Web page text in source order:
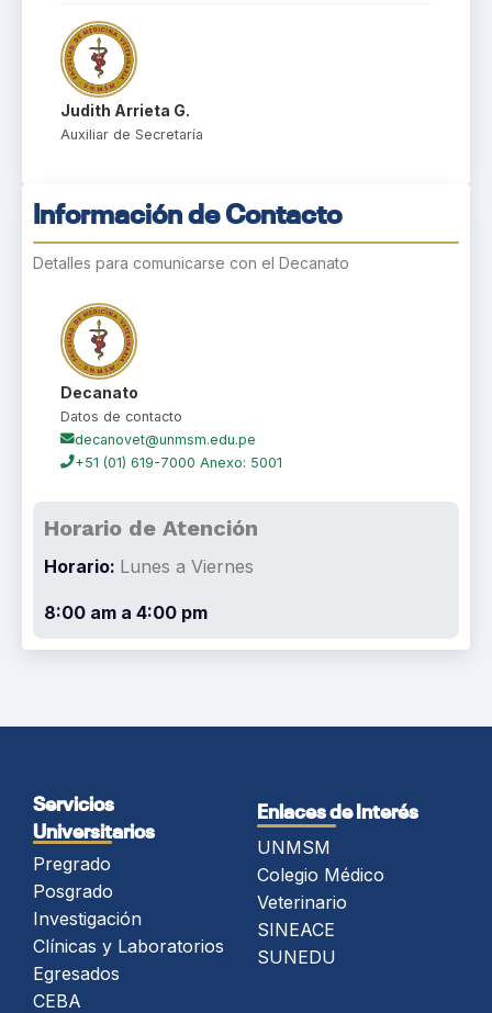
Judith Arrieta G.
Auxiliar de Secretaría
Información de Contacto
Detalles para comunicarse con el Decanato
Decanato
Datos de contacto
decanovet@unmsm.edu.pe
+51 (01) 619-7000 Anexo: 5001
Horario de Atención
Horario: Lunes a Viernes
8:00 am a 4:00 pm
Servicios
Universitarios
Pregrado
Posgrado
Investigación
Clínicas y Laboratorios
Egresados
CEBA
Enlaces de Interés
UNMSM
Colegio Médico
Veterinario
SINEACE
SUNEDU